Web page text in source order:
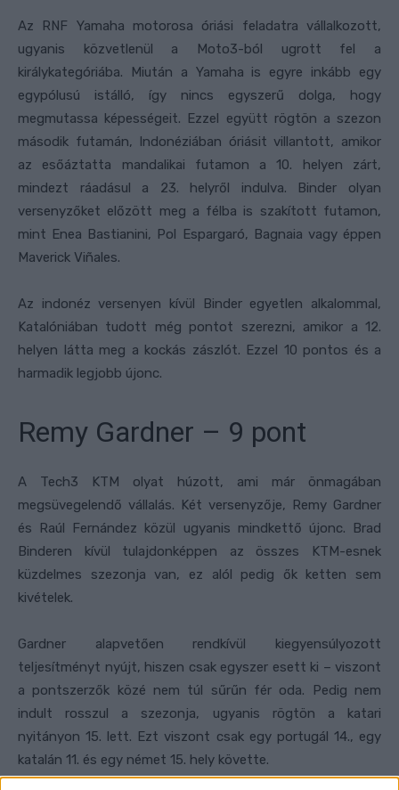
Az RNF Yamaha motorosa óriási feladatra vállalkozott,
ugyanis közvetlenül a Moto3-ból ugrott fel a
királykategóriába. Miután a Yamaha is egyre inkább egy
egypólusú istálló, így nincs egyszerű dolga, hogy
megmutassa képességeit. Ezzel együtt rögtön a szezon
második futamán, Indonéziában óriásit villantott, amikor
az esőáztatta mandalikai futamon a 10. helyen zárt,
mindezt ráadásul a 23. helyről indulva. Binder olyan
versenyzőket előzött meg a félba is szakított futamon,
mint Enea Bastianini, Pol Espargaró, Bagnaia vagy éppen
Maverick Viñales.
Az indonéz versenyen kívül Binder egyetlen alkalommal,
Katalóniában tudott még pontot szerezni, amikor a 12.
helyen látta meg a kockás zászlót. Ezzel 10 pontos és a
harmadik legjobb újonc.
Remy Gardner – 9 pont
A Tech3 KTM olyat húzott, ami már önmagában
megsüvegelendő vállalás. Két versenyzője, Remy Gardner
és Raúl Fernández közül ugyanis mindkettő újonc. Brad
Binderen kívül tulajdonképpen az összes KTM-esnek
küzdelmes szezonja van, ez alól pedig ők ketten sem
kivételek.
Gardner alapvetően rendkívül kiegyensúlyozott
teljesítményt nyújt, hiszen csak egyszer esett ki – viszont
a pontszerzők közé nem túl sűrűn fér oda. Pedig nem
indult rosszul a szezonja, ugyanis rögtön a katari
nyitányon 15. lett. Ezt viszont csak egy portugál 14., egy
katalán 11. és egy német 15. hely követte.